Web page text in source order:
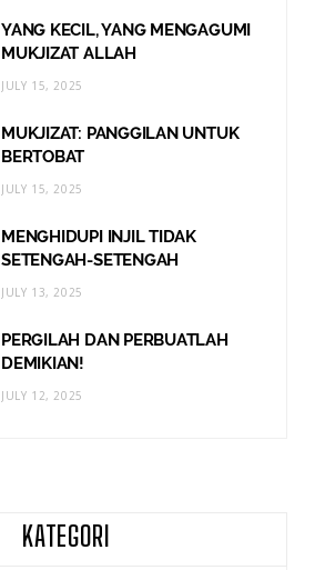
YANG KECIL, YANG MENGAGUMI
MUKJIZAT ALLAH
JULY 15, 2025
MUKJIZAT: PANGGILAN UNTUK
BERTOBAT
JULY 15, 2025
MENGHIDUPI INJIL TIDAK
SETENGAH-SETENGAH
JULY 13, 2025
PERGILAH DAN PERBUATLAH
DEMIKIAN!
JULY 12, 2025
KATEGORI